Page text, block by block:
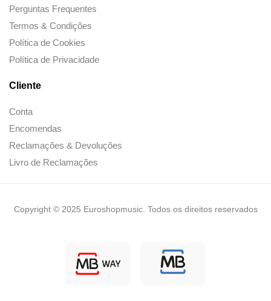
Perguntas Frequentes
Termos & Condições
Política de Cookies
Política de Privacidade
Cliente
Conta
Encomendas
Reclamações & Devoluções
Livro de Reclamações
Copyright © 2025 Euroshopmusic. Todos os direitos reservados